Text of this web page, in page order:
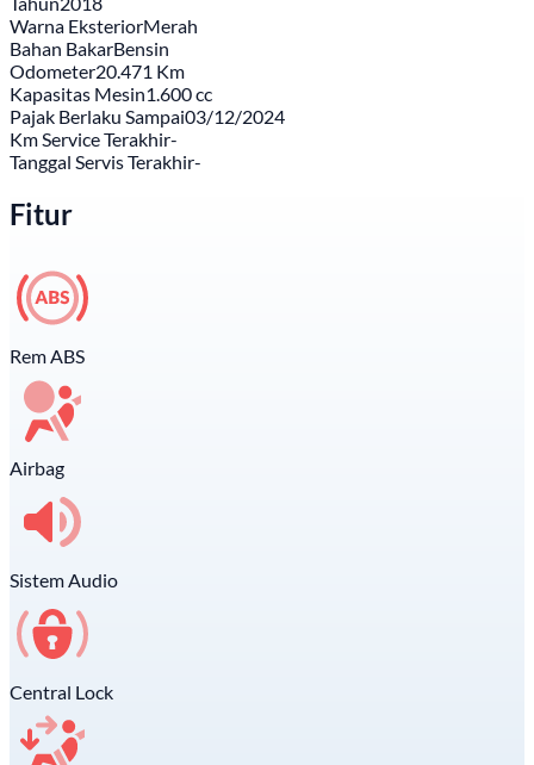
Warna EksteriorMerah
Bahan BakarBensin
Odometer20.471 Km
Kapasitas Mesin1.600 cc
Pajak Berlaku Sampai03/12/2024
Km Service Terakhir-
Tanggal Servis Terakhir-
Fitur
Rem ABS
Airbag
Sistem Audio
Central Lock